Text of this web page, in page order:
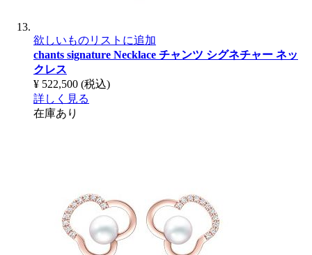
欲しいものリストに追加
chants signature Necklace チャンツ シグネチャー ネッ
クレス
¥ 522,500 (税込)
詳しく見る
在庫あり